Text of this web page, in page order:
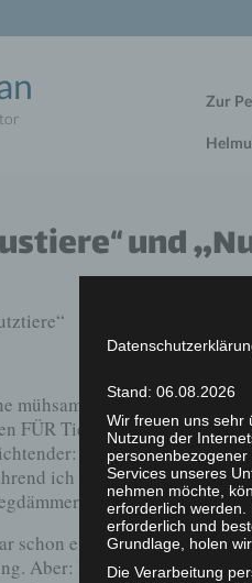
Zur
und
mühsame Sache. Aber einen
FÜR Tierrechte! Der Anlaß
der Tod meiner (das
ich beim Tierarzt war,
lassen würde.
schon eine recht
Aber: In einem ganz
Stand: 06.08.2026
Wir freuen uns sehr
Nutzung der
Services unseres
nehmen möchte,
erforderlich werden.
erforderlich und
Grundlage, holen
Die Verarbeitung